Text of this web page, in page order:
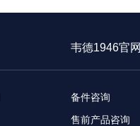
韦德1946官网
备件咨询
售前产品咨询